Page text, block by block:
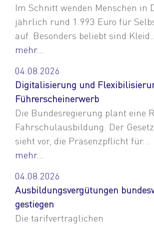
Im Schnitt wenden Menschen in
jährlich rund 1.993 Euro für
auf. Besonders beliebt sind Kleid...
mehr...
04.08.2026
Digitalisierung und
Führerscheinerwerb
Die Bundesregierung plant eine
Fahrschulausbildung. Der
sieht vor, die Präsenzpflicht für...
mehr...
04.08.2026
Ausbildungsvergütungen
gestiegen
Die tarifvertraglichen